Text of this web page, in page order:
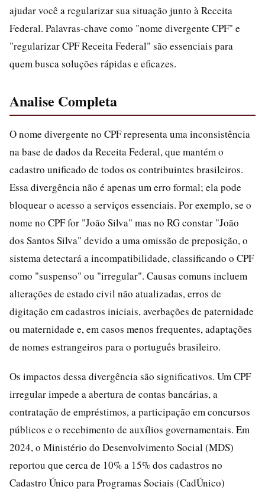
ajudar você a regularizar sua situação junto à Receita
Federal. Palavras-chave como "nome divergente CPF" e
"regularizar CPF Receita Federal" são essenciais para
quem busca soluções rápidas e eficazes.
Analise Completa
O nome divergente no CPF representa uma inconsistência
na base de dados da Receita Federal, que mantém o
cadastro unificado de todos os contribuintes brasileiros.
Essa divergência não é apenas um erro formal; ela pode
bloquear o acesso a serviços essenciais. Por exemplo, se o
nome no CPF for "João Silva" mas no RG constar "João
dos Santos Silva" devido a uma omissão de preposição, o
sistema detectará a incompatibilidade, classificando o CPF
como "suspenso" ou "irregular". Causas comuns incluem
alterações de estado civil não atualizadas, erros de
digitação em cadastros iniciais, averbações de paternidade
ou maternidade e, em casos menos frequentes, adaptações
de nomes estrangeiros para o português brasileiro.
Os impactos dessa divergência são significativos. Um CPF
irregular impede a abertura de contas bancárias, a
contratação de empréstimos, a participação em concursos
públicos e o recebimento de auxílios governamentais. Em
2024, o Ministério do Desenvolvimento Social (MDS)
reportou que cerca de 10% a 15% dos cadastros no
Cadastro Único para Programas Sociais (CadÚnico)